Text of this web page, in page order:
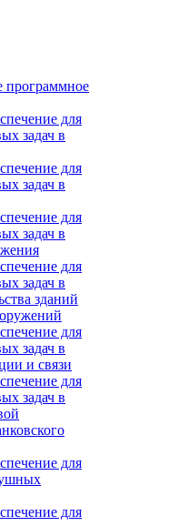
программное
для
задач в
для
задач в
для
задач в
для
задач в
зданий
для
задач в
и связи
для
задач в
для
для